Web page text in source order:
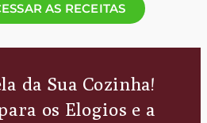
AS RECEITAS
da Sua Cozinha!
os Elogios e a